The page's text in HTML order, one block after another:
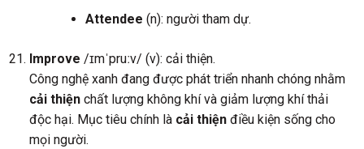
Attendee (n): người tham dự.
Improve /ɪmˈpruːv/ (v): cải thiện.
Công nghệ xanh đang được phát triển nhanh chóng nhằm
cải thiệnchất lượng không khí và giảm lượng khí thải
độc hại. Mục tiêu chính là cải thiệnđiều kiện sống cho
mọi người.